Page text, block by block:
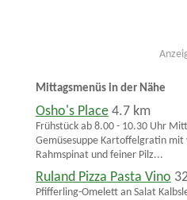
Mittagsmenüs in der Nähe
Osho's Place 4.7 km
Frühstück ab 8.00 - 10.30 Uhr
Gemüsesuppe Kartoffelgratin mit
Rahmspinat und feiner Pilz...
Ruland Pizza Pasta Vino
Pfifferling-Omelett an Salat